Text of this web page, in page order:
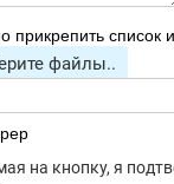
прикрепить список
файлы..
на кнопку, я